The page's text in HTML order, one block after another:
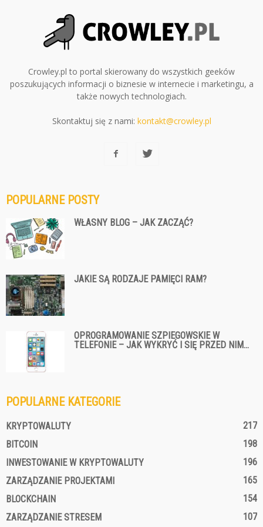
Crowley.pl to portal skierowany do wszystkich geeków
poszukujących informacji o biznesie w internecie i marketingu, a
także nowych technologiach.
Skontaktuj się z nami: kontakt@crowley.pl
POPULARNE POSTY
WŁASNY BLOG – JAK ZACZĄĆ?
JAKIE SĄ RODZAJE PAMIĘCI RAM?
OPROGRAMOWANIE SZPIEGOWSKIE W
TELEFONIE – JAK WYKRYĆ I SIĘ PRZED NIM...
POPULARNE KATEGORIE
KRYPTOWALUTY
217
BITCOIN
198
INWESTOWANIE W KRYPTOWALUTY
196
ZARZĄDZANIE PROJEKTAMI
165
BLOCKCHAIN
154
ZARZĄDZANIE STRESEM
107